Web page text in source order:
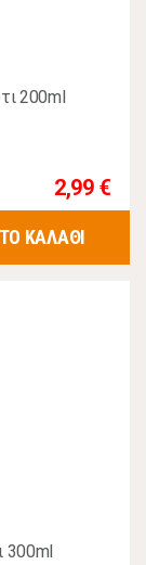
200ml
2,99 €
ΚΑΛΑΘΙ
300ml